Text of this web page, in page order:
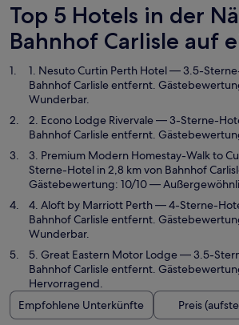
Top 5 Hotels in der
Bahnhof Carlisle auf
1. Nesuto Curtin Perth Hotel— 3.5-
Bahnhof Carlisle entfernt.
Wunderbar.
2. Econo Lodge Rivervale— 3-Sterne-
Bahnhof Carlisle entfernt.
3. Premium Modern Homestay-Walk to
Sterne-Hotel in 2,8 km von Bahnhof
Gästebewertung: 10/10 —
4. Aloft by Marriott Perth— 4-Sterne-
Bahnhof Carlisle entfernt.
Wunderbar.
5. Great Eastern Motor Lodge— 3.5-
Bahnhof Carlisle entfernt.
Hervorragend.
Empfohlene Unterkünfte
Preis